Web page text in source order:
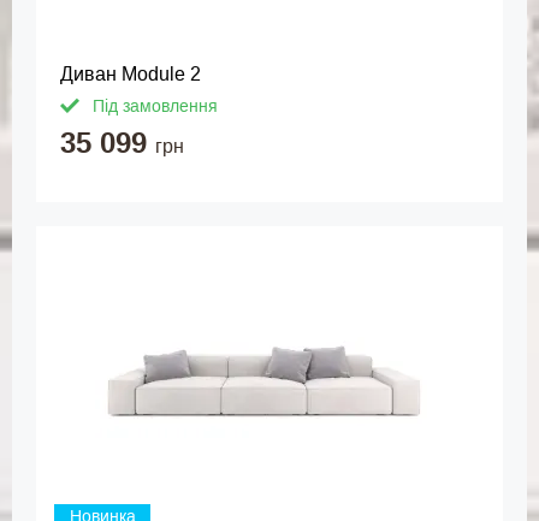
Диван Module 2
Під замовлення
35 099 грн
Новинка